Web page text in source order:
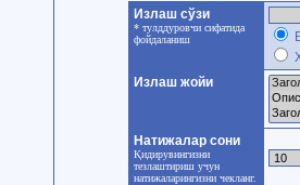
Излаш сўзи
* тулддуровчи сифатида
фойдаланиш
Излаш жойи
Натижалар сони
Қидирувингизни
тезлаштириш учун
натижаларингизни чекланг.